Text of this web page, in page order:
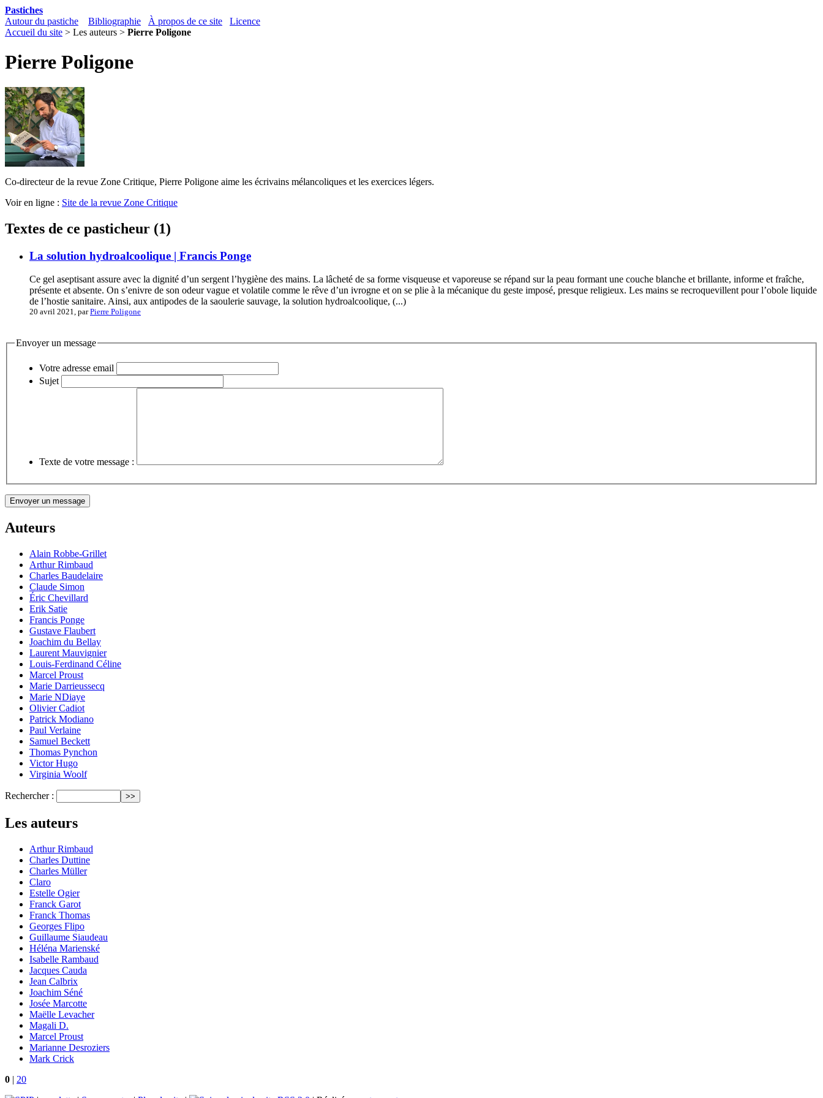
Pastiches
Autour du pastiche
Bibliographie À propos de ce site
Licence
Accueil du site > Les auteurs > Pierre Poligone
Pierre Poligone
Co-directeur de la revue Zone Critique, Pierre Poligone aime les écrivains mélancoliques et les exercices légers.
Voir en ligne : Site de la revue Zone Critique
Textes de ce pasticheur (1)
La solution hydroalcoolique | Francis Ponge
Ce gel aseptisant assure avec la dignité d’un sergent l’hygiène des mains. La lâcheté de sa forme visqueuse et vaporeuse se répand sur la peau formant une couche blanche et brillante, informe et fraîche,
présente et absente. On s’enivre de son odeur vague et volatile comme le rêve d’un ivrogne et on se plie à la mécanique du geste imposé, presque religieux. Les mains se recroquevillent pour l’obole liquide
de l’hostie sanitaire. Ainsi, aux antipodes de la saoulerie sauvage, la solution hydroalcoolique, (...)
20 avril 2021, parPierre Poligone
Envoyer un message
Votre adresse email
Sujet
Texte de votre message :
Auteurs
Alain Robbe-Grillet
Arthur Rimbaud
Charles Baudelaire
Claude Simon
Éric Chevillard
Erik Satie
Francis Ponge
Gustave Flaubert
Joachim du Bellay
Laurent Mauvignier
Louis-Ferdinand Céline
Marcel Proust
Marie Darrieussecq
Marie NDiaye
Olivier Cadiot
Patrick Modiano
Paul Verlaine
Samuel Beckett
Thomas Pynchon
Victor Hugo
Virginia Woolf
Rechercher :
Les auteurs
Arthur Rimbaud
Charles Duttine
Charles Müller
Claro
Estelle Ogier
Franck Garot
Franck Thomas
Georges Flipo
Guillaume Siaudeau
Héléna Marienské
Isabelle Rambaud
Jacques Cauda
Jean Calbrix
Joachim Séné
Josée Marcotte
Maëlle Levacher
Magali D.
Marcel Proust
Marianne Desroziers
Mark Crick
0 | 20